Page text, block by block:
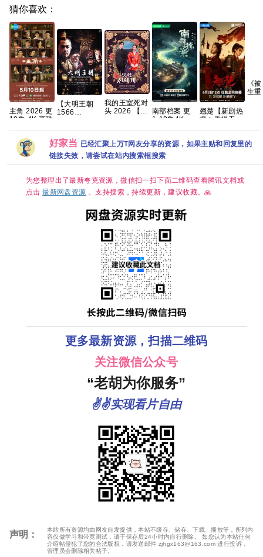
猜你喜欢：
主角 2026 更
10集 4K 高碼
【大明王朝
1566
名: 嘉靖与海
瑞】【国剧46
集全】
【1080P】
【国语中字
【豆瓣9.8
分】【剧情 /
历史】【陈宝
倪大红 】夸
我的王室死对
头 2026 【更
南俊】【韩剧
中字】
南部档案 更
1-18集4K资
在线】
翘楚【新剧热
播🔥手慢无】
码臻彩
谋】夸克
《
生
好家当 已经汇聚上万T网友分享的资源，如果主贴和回复里的
链接失效，请尝试在站内搜索框搜索
为您整理出了最新夸克资源，微信扫一扫下面二维码查看腾讯文档或
点击最新网盘资源 。支持搜索，持续更新，建议收藏。🙏
更多最新资源，扫描二维码
关注微信公众号
“老胡为你服务”
✌✌实现看片自由
声明：
本站所有资源均由网友自发提供，本站不缓存、储存、下载、播放等，所列内
容仅做学习和带宽测试，请于保存后24小时内自行删除。 如您认为本站任何
介绍帖侵犯了您的合法版权，请发送邮件 zjhgx163@163.com 进行投诉，
管理员会删除相关帖子。